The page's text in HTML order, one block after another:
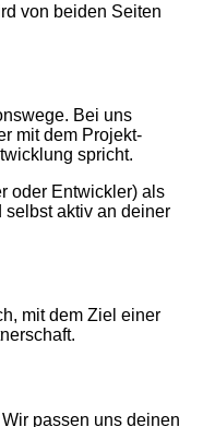
von beiden Seiten
Bei uns
mit dem Projekt-
spricht.
oder Entwickler) als
selbst aktiv an deiner
mit dem Ziel einer
passen uns deinen